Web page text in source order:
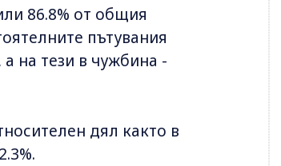
86.8% от общия
пътувания
а на тези в чужбина -
дял както в